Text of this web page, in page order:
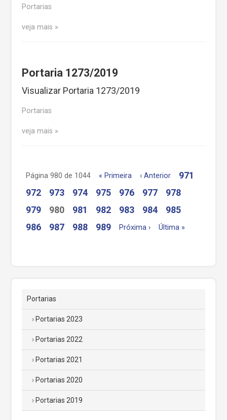
Portarias
veja mais
Portaria 1273/2019
Visualizar Portaria 1273/2019
Portarias
veja mais
Página 980 de 1044 « Primeira ‹ Anterior
971
972
973 974 975 976 977
978
979
980 981 982 983 984
985
986
987 988 989 Próxima › Última »
Portarias
Portarias 2023
Portarias 2022
Portarias 2021
Portarias 2020
Portarias 2019